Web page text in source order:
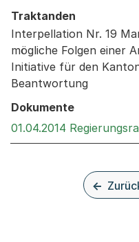
Traktanden
Interpellation Nr. 19
mögliche Folgen einer
Initiative für den
Beantwortung
Dokumente
01.04.2014